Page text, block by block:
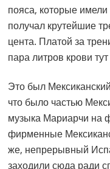
пояса, которые
получал крутейшие
цента. Платой за
пара литров крови
Это был
что было частью
музыка Мариарчи на
фирменные
же, непрерывный
заходили сюда ради